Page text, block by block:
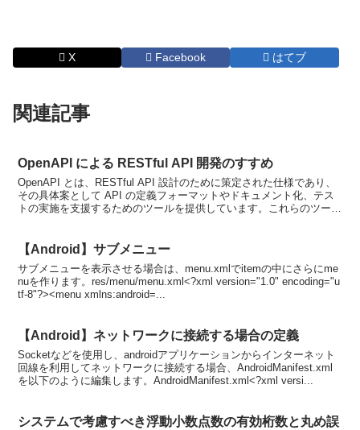
X Facebook はてブ
関連記事
OpenAPI による RESTful API 開発のすすめ
OpenAPI とは、RESTful API 設計のために策定された仕様であり、
その具体案として API の定義フォーマットやドキュメント化、テス
トの実施を支援するためのツールを提供しています。これらのツール
【Android】サブメニュー
サブメニューを表示させる場合は、menu.xmlでitemの中にさらにme
nuを作ります。res/menu/menu.xml<?xml version="1.0" encoding="u
tf-8"?><menu xmlns:android=...
【Android】ネットワークに接続する場合の定義
Socketなどを使用し、androidアプリケーションからインターネット
回線を利用してネットワークに接続する場合、AndroidManifest.xml
を以下のように編集します。AndroidManifest.xml<?xml versi...
システムで考慮すべき浮動小数点数の有効桁数と丸め誤